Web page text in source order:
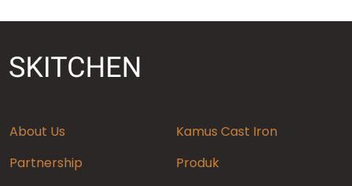
About Us
Kamus Cast Iron
Partnership
Produk